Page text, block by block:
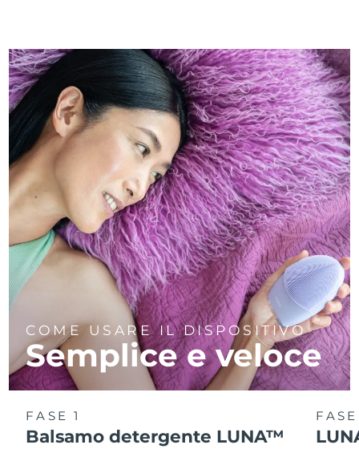
COME USARE IL DISPOSITIVO
Semplice e veloce
FASE 1
Balsamo detergente LUNA™